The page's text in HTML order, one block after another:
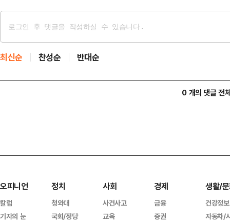
최신순 찬성순 반대순
0 개의 댓글 전
오피니언
칼럼
기자의 눈
정치
청와대
국회/정당
사회
사건사고
교육
경제
금융
증권
생활/
건강정보
자동차/